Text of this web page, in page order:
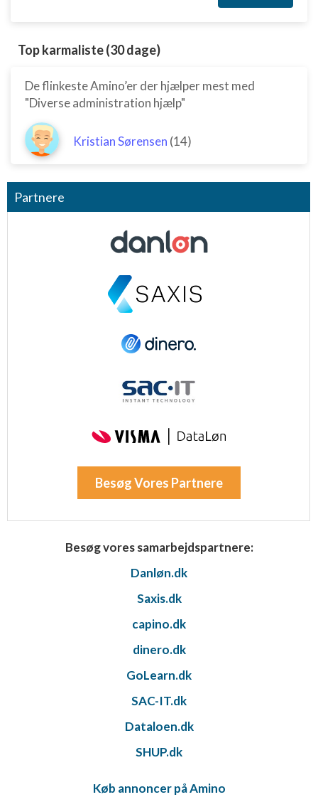
Top karmaliste (30 dage)
De flinkeste Amino’er der hjælper mest med
"Diverse administration hjælp"
Kristian Sørensen (14)
Partnere
Besøg Vores Partnere
Besøg vores samarbejdspartnere:
Danløn.dk
Saxis.dk
capino.dk
dinero.dk
GoLearn.dk
SAC-IT.dk
Dataloen.dk
SHUP.dk
Køb annoncer på Amino